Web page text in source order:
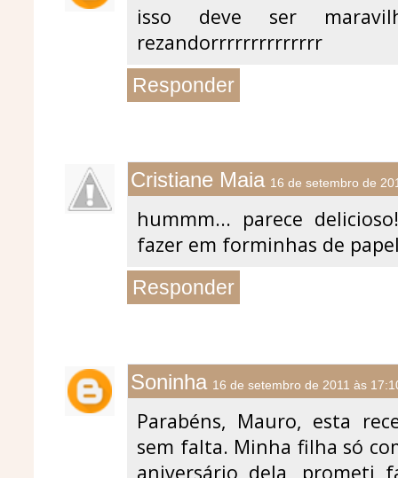
isso deve ser
rezandorrrrrrrrrrrrrr
Responder
Cristiane Maia 16 de setembro de
hummm... parece
fazer em forminhas de
Responder
Soninha 16 de setembro de 2011 às
Parabéns, Mauro, esta
sem falta. Minha filha só
aniversário dela, prometi